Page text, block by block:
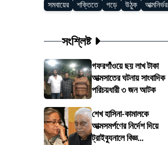
সমবায়ের শক্তিতে গড়ে উঠুক আত্মনির্ভর
সংশ্লিষ্ট
গফরগাঁওয়ে ছয় লাখ টাকা
আত্মসাতের ঘটনায় সাংবাদিক
পরিচয়ধারী ৩ জন আটক
শেখ হাসিনা-কামালকে
আত্মসমর্পণের নির্দেশ দিয়ে
ট্রাইব্যুনালে বিজ্ঞ...